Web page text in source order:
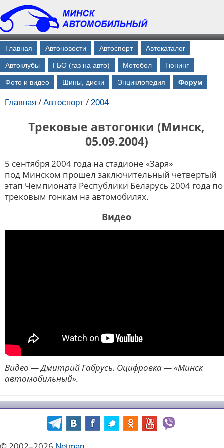
Главная Автоновости Автоспорт Автокаталог
Автоклубы ГБО (газ на авто) Мотобол Тюнинг
Фото и видео Шины, диски Энциклопедия Форум
Главная / Автоспорт / 2004
Трековые автогонки (Минск,
05.09.2004)
5 сентября 2004 года на стадионе «Заря»
под Минском прошел заключительный четвертый
этап Чемпионата Республики Беларусь 2004 года по
трековым гонкам на автомобилях.
Видео
Видео — Дмитрий Габрусь. Оцифровка — «Минск
автомобильный».